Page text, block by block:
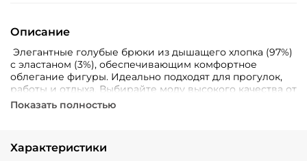
Описание
Элегантные голубые брюки из дышащего хлопка (97%)
с эластаном (3%), обеспечивающим комфортное
облегание фигуры. Идеально подходят для прогулок,
работы и отдыха. Выбирайте моду высокого качества от
французского производителя MAT DE MISAINE и будьте
Показать полностью
Характеристики